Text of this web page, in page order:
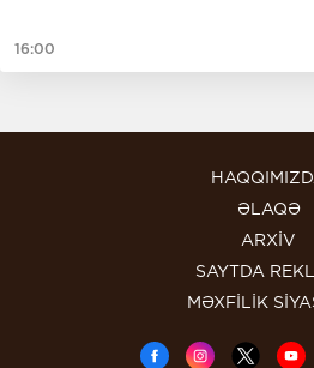
16:00
ƏLAQƏ
ARXİV
SAYTDA
MƏXFİLİK